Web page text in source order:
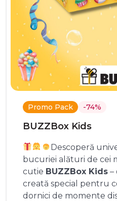
Promo Pack -74%
BUZZBox Kids
Descoperă
bucuriei alături de cei
cutie BUZZBox Kids –
creată special pentru
dornici de momente